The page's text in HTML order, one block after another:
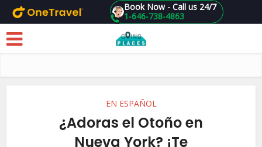
Skip to main content 1-646-738-4863
Book Now - Call us 24/7
EN ESPAÑOL
¿Adoras el Otoño en
Nueva York? ¡Te